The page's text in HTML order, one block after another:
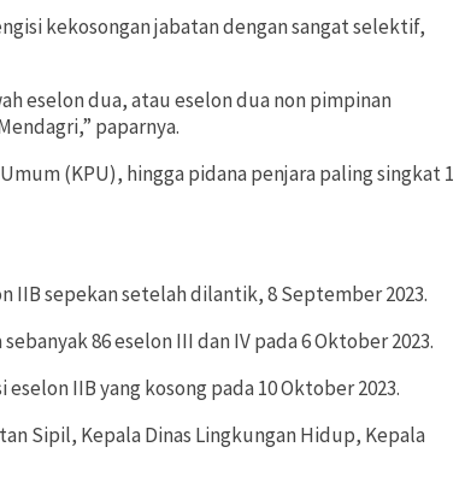
kekosongan jabatan dengan sangat selektif,
eselon dua, atau eselon dua non pimpinan
paparnya.
(KPU), hingga pidana penjara paling singkat 1
IIB sepekan setelah dilantik, 8 September 2023.
86 eselon III dan IV pada 6 Oktober 2023.
IIB yang kosong pada 10 Oktober 2023.
Sipil, Kepala Dinas Lingkungan Hidup, Kepala